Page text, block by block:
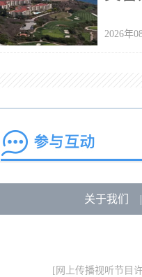
2026年
关于我们 |
[ 网上传播视听节目